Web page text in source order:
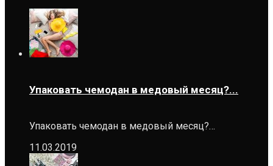
Упаковать чемодан в медовый месяц?...
Упаковать чемодан в медовый месяц?…
11.03.2019